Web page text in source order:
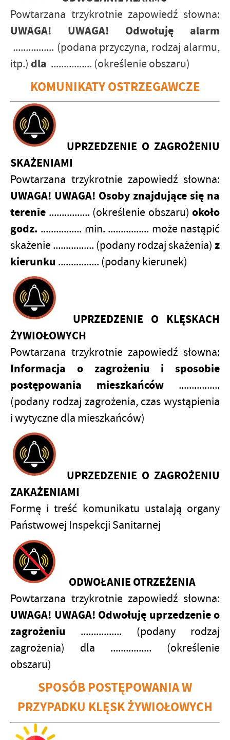
Powtarzana trzykrotnie zapowiedź słowna:
UWAGA! UWAGA! Odwołuję alarm
................ (podana przyczyna, rodzaj alarmu,
itp.) dla ................ (określenie obszaru)
KOMUNIKATY OSTRZEGAWCZE
UPRZEDZENIE O ZAGROŻENIU
SKAŻENIAMI
Powtarzana trzykrotnie zapowiedź słowna:
UWAGA! UWAGA! Osoby znajdujące się na
terenie ................ (określenie obszaru) około
godz. ................ min. ................ może nastąpić
skażenie ................ (podany rodzaj skażenia) z
kierunku ................ (podany kierunek)
UPRZEDZENIE O KLĘSKACH
ŻYWIOŁOWYCH
Powtarzana trzykrotnie zapowiedź słowna:
Informacja o zagrożeniu i sposobie
postępowania mieszkańców ................
(podany rodzaj zagrożenia, czas wystąpienia
i wytyczne dla mieszkańców)
UPRZEDZENIE O ZAGROŻENIU
ZAKAŻENIAMI
Formę i treść komunikatu ustalają organy
Państwowej Inspekcji Sanitarnej
ODWOŁANIE OTRZEŻENIA
Powtarzana trzykrotnie zapowiedź słowna:
UWAGA! UWAGA! Odwołuję uprzedzenie o
zagrożeniu ................ (podany rodzaj
zagrożenia) dla ................ (określenie
obszaru)
SPOSÓB POSTĘPOWANIA W
PRZYPADKU KLĘSK ŻYWIOŁOWYCH